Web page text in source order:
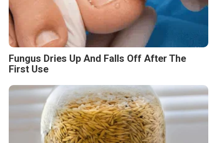
Fungus Dries Up And Falls Off After The
First Use